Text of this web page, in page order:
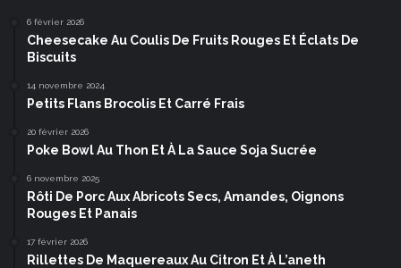
6 février 2026
Cheesecake Au Coulis De Fruits Rouges Et Éclats De
Biscuits
14 novembre 2024
Petits Flans Brocolis Et Carré Frais
20 février 2026
Poke Bowl Au Thon Et À La Sauce Soja Sucrée
6 novembre 2025
Rôti De Porc Aux Abricots Secs, Amandes, Oignons
Rouges Et Panais
17 février 2026
Rillettes De Maquereaux Au Citron Et À L’aneth